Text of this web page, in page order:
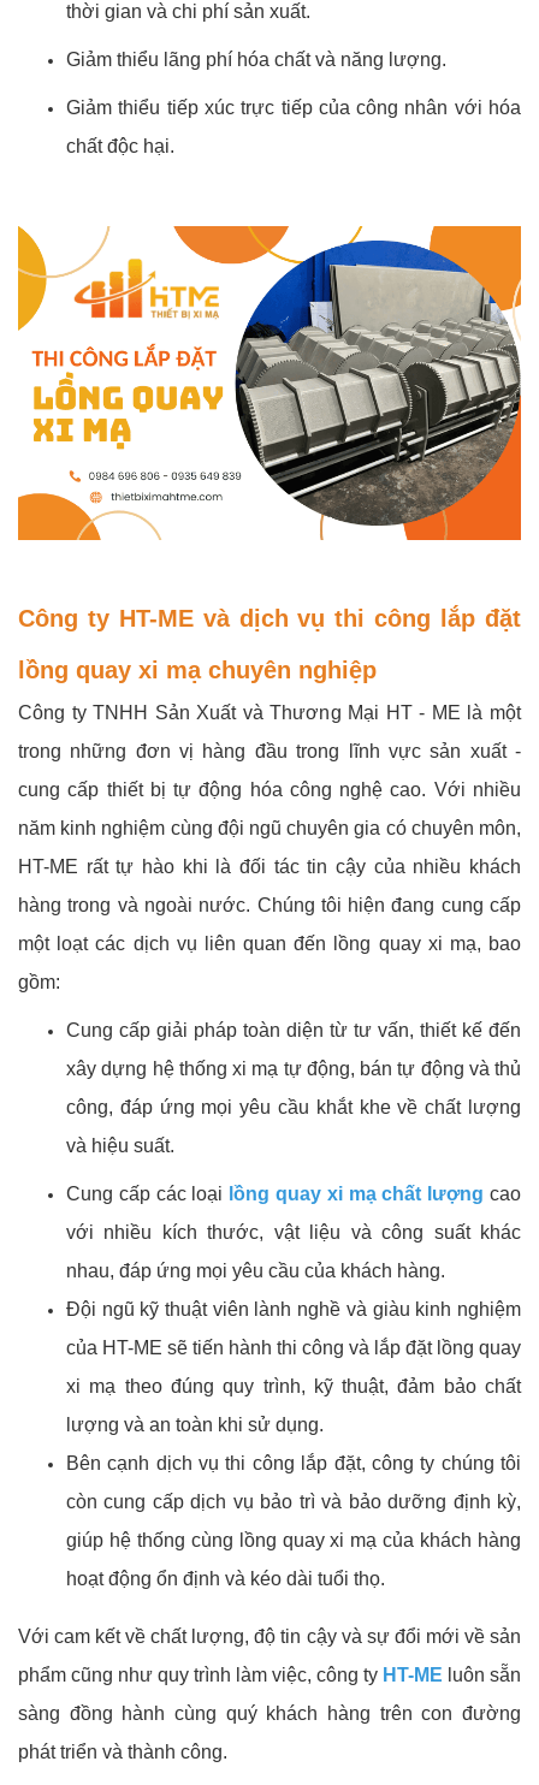
thời gian và chi phí sản xuất.
Giảm thiểu lãng phí hóa chất và năng lượng.
Giảm thiểu tiếp xúc trực tiếp của công nhân với hóa
chất độc hại.
Công ty HT-ME và dịch vụ thi công lắp đặt
lồng quay xi mạ chuyên nghiệp
Công ty TNHH Sản Xuất và Thương Mại HT - ME là một
trong những đơn vị hàng đầu trong lĩnh vực sản xuất -
cung cấp thiết bị tự động hóa công nghệ cao. Với nhiều
năm kinh nghiệm cùng đội ngũ chuyên gia có chuyên môn,
HT-ME rất tự hào khi là đối tác tin cậy của nhiều khách
hàng trong và ngoài nước. Chúng tôi hiện đang cung cấp
một loạt các dịch vụ liên quan đến lồng quay xi mạ, bao
gồm:
Cung cấp giải pháp toàn diện từ tư vấn, thiết kế đến
xây dựng hệ thống xi mạ tự động, bán tự động và thủ
công, đáp ứng mọi yêu cầu khắt khe về chất lượng
và hiệu suất.
Cung cấp các loại lồng quay xi mạ chất lượng cao
với nhiều kích thước, vật liệu và công suất khác
nhau, đáp ứng mọi yêu cầu của khách hàng.
Đội ngũ kỹ thuật viên lành nghề và giàu kinh nghiệm
của HT-ME sẽ tiến hành thi công và lắp đặt lồng quay
xi mạ theo đúng quy trình, kỹ thuật, đảm bảo chất
lượng và an toàn khi sử dụng.
Bên cạnh dịch vụ thi công lắp đặt, công ty chúng tôi
còn cung cấp dịch vụ bảo trì và bảo dưỡng định kỳ,
giúp hệ thống cùng lồng quay xi mạ của khách hàng
hoạt động ổn định và kéo dài tuổi thọ.
Với cam kết về chất lượng, độ tin cậy và sự đổi mới về sản
phẩm cũng như quy trình làm việc, công ty HT-ME luôn sẵn
sàng đồng hành cùng quý khách hàng trên con đường
phát triển và thành công.